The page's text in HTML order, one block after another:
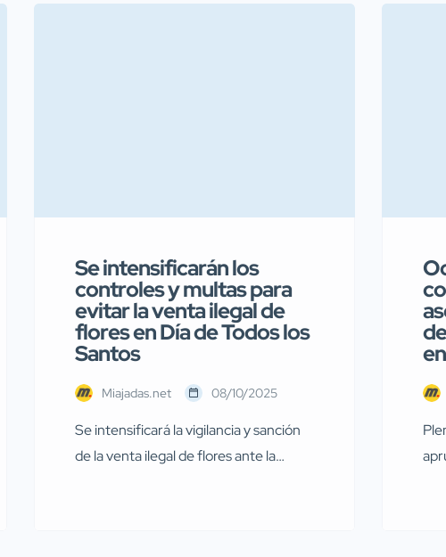
Se intensificarán los
controles y multas para
evitar la venta ilegal de
flores en Día de Todos los
Santos
Miajadas.net 08/10/2025
Se intensificará la vigilancia y sanción
de la venta ilegal de flores ante la